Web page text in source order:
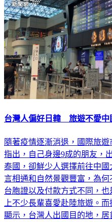
台灣人偏好日韓 旅遊不愛中
隨著疫情逐漸消退，國際旅
指出，自己身邊9成的朋友，
泰國，卻鮮少人選擇前往中
言相通和自然景觀豐富，為何
台胞證以及付款方式不同，
上不少長輩喜愛赴陸旅遊。
顯示，台灣人出國目的地，